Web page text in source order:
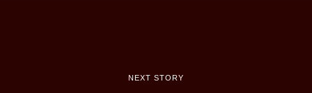
NEXT STORY